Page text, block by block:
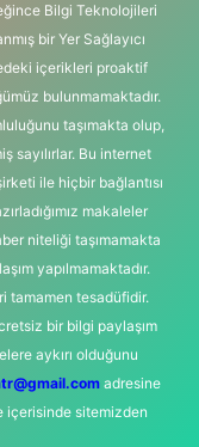
Bilgi Teknolojileri
bir Yer Sağlayıcı
içerikleri proaktif
bulunmamaktadır.
taşımakta olup,
sayılırlar. Bu internet
ile hiçbir bağlantısı
makaleler
niteliği taşımamakta
yapılmamaktadır.
tamamen tesadüfidir.
bir bilgi paylaşım
aykırı olduğunu
adresine
içerisinde sitemizden